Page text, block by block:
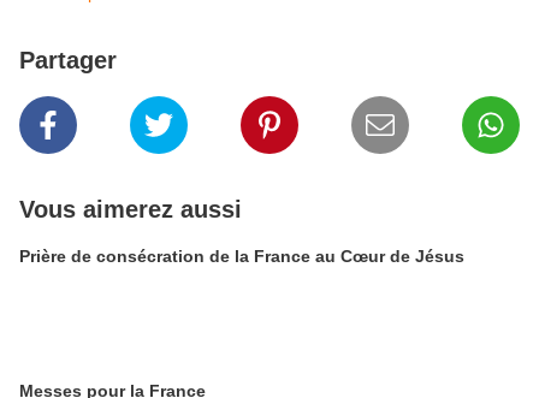
Partager
Vous aimerez aussi
Prière de consécration de la France au Cœur de Jésus
Messes pour la France